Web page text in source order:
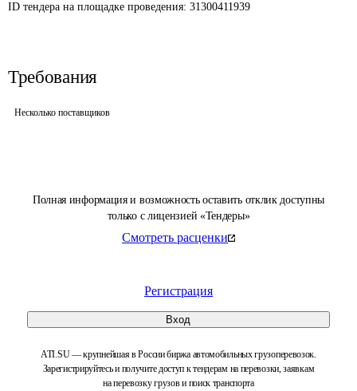
Полная информация и возможность оставить отклик доступны
только с лицензией «Тендеры»
Смотреть расценки
Регистрация
Вход
ATI.SU — крупнейшая в России биржа автомобильных грузоперевозок.
Зарегистрируйтесь и получите доступ к тендерам на перевозки, заявкам
на перевозку грузов и поиск транспорта
ID тендера на площадке проведения: 31300411939
Требования
Несколько поставщиков